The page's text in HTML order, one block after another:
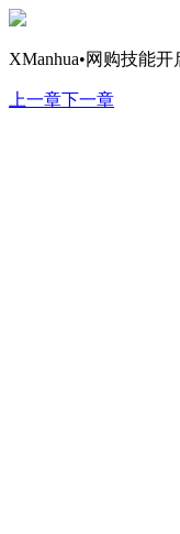
XManhua•网购技能
上一章下一章